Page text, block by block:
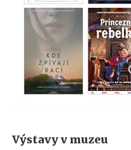
Výstavy v muzeu